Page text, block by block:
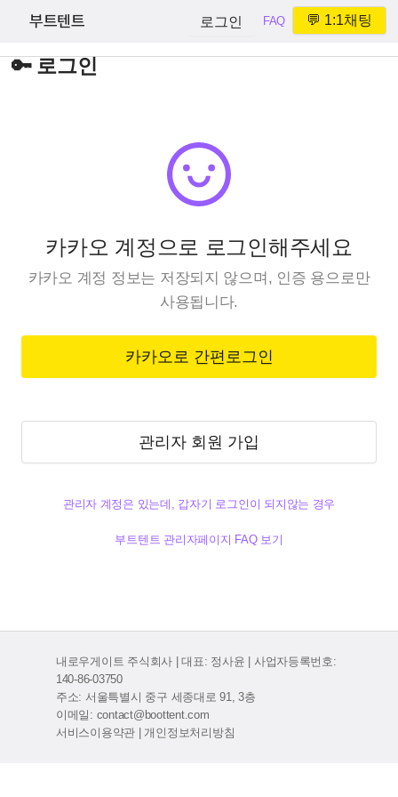
부트텐트 로그인 FAQ 💬 1:1채팅
🔑 로그인
카카오 계정으로 로그인해주세요
카카오 계정 정보는 저장되지 않으며, 인증 용으로만
사용됩니다.
카카오로 간편로그인
관리자 회원 가입
관리자 계정은 있는데, 갑자기 로그인이 되지않는 경우
부트텐트 관리자페이지 FAQ 보기
내로우게이트 주식회사 | 대표: 정사윤 | 사업자등록번호:
140-86-03750
주소: 서울특별시 중구 세종대로 91, 3층
이메일: contact@boottent.com
서비스이용약관
개인정보처리방침